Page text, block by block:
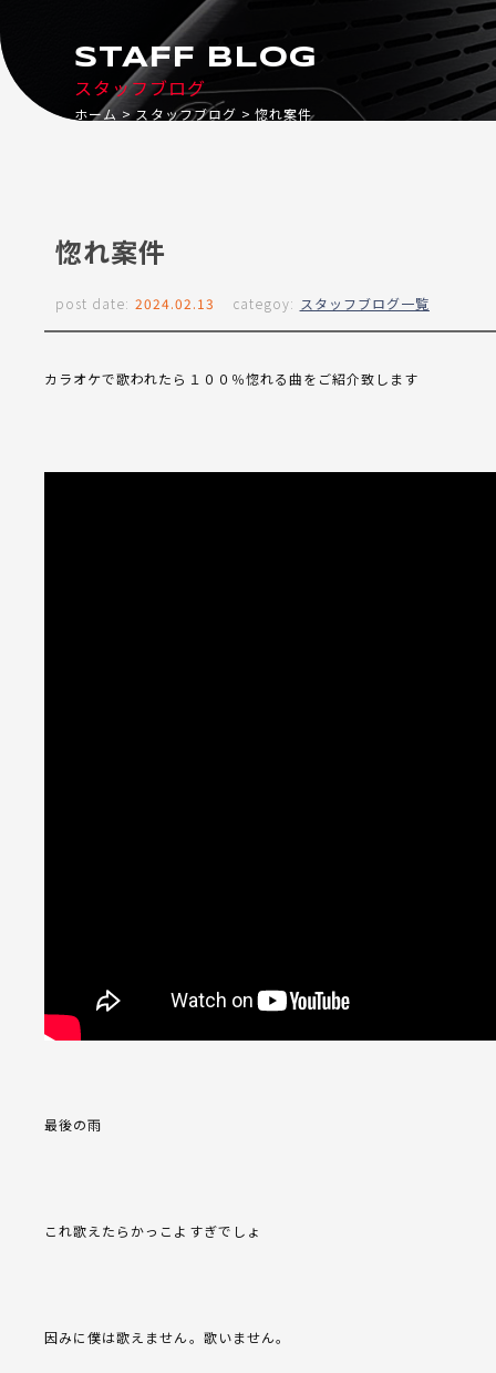
スタッフブログ
STAFF BLOG
ホーム スタッフブログ 惚れ案件
惚れ案件
post date: 2024.02.13 categoy: スタッフブログ一覧
カラオケで歌われたら１００％惚れる曲をご紹介致します
最後の雨
これ歌えたらかっこよすぎでしょ
因みに僕は歌えません。歌いません。